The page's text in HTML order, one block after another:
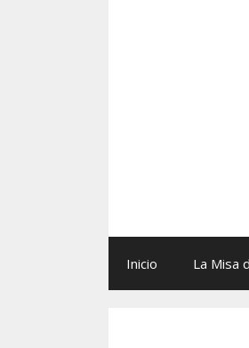
Inicio La Misa